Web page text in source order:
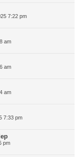
7:22 pm
am
am
am
7:33 pm
pm